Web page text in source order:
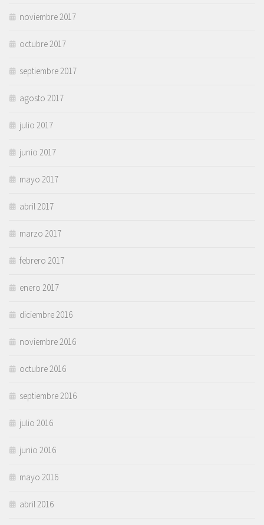
noviembre 2017
octubre 2017
septiembre 2017
agosto 2017
julio 2017
junio 2017
mayo 2017
abril 2017
marzo 2017
febrero 2017
enero 2017
diciembre 2016
noviembre 2016
octubre 2016
septiembre 2016
julio 2016
junio 2016
mayo 2016
abril 2016